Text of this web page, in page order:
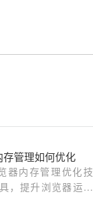
管理如何优化
器内存管理优化技
，提升浏览器运行